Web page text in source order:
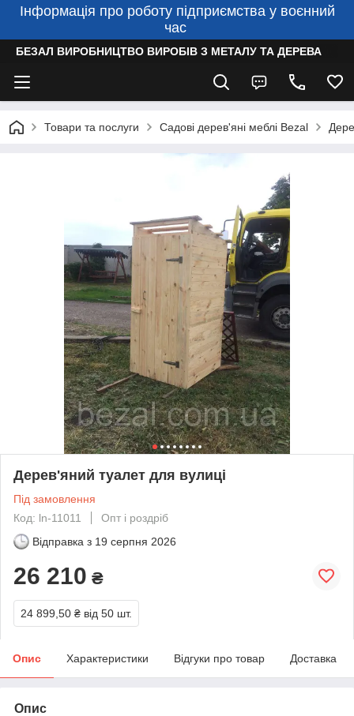
Інформація про роботу підприємства у воєнний
час
БЕЗАЛ ВИРОБНИЦТВО ВИРОБІВ З МЕТАЛУ ТА ДЕРЕВА
Товари та послуги Садові дерев'яні меблі Bezal
Дерев'яний туалет для вулиці
Під замовлення
Код: ln-11011
Опт і роздріб
Відправка з 19 серпня 2026
26 210 ₴
24 899,50 ₴ від 50 шт.
Опис Характеристики Відгуки про товар Доставка
Опис